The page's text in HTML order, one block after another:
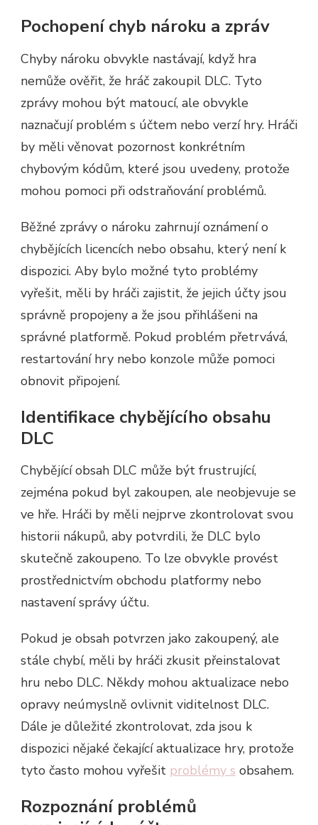
Pochopení chyb nároku a zpráv
Chyby nároku obvykle nastávají, když hra
nemůže ověřit, že hráč zakoupil DLC. Tyto
zprávy mohou být matoucí, ale obvykle
naznačují problém s účtem nebo verzí hry. Hráči
by měli věnovat pozornost konkrétním
chybovým kódům, které jsou uvedeny, protože
mohou pomoci při odstraňování problémů.
Běžné zprávy o nároku zahrnují oznámení o
chybějících licencích nebo obsahu, který není k
dispozici. Aby bylo možné tyto problémy
vyřešit, měli by hráči zajistit, že jejich účty jsou
správně propojeny a že jsou přihlášeni na
správné platformě. Pokud problém přetrvává,
restartování hry nebo konzole může pomoci
obnovit připojení.
Identifikace chybějícího obsahu
DLC
Chybějící obsah DLC může být frustrující,
zejména pokud byl zakoupen, ale neobjevuje se
ve hře. Hráči by měli nejprve zkontrolovat svou
historii nákupů, aby potvrdili, že DLC bylo
skutečně zakoupeno. To lze obvykle provést
prostřednictvím obchodu platformy nebo
nastavení správy účtu.
Pokud je obsah potvrzen jako zakoupený, ale
stále chybí, měli by hráči zkusit přeinstalovat
hru nebo DLC. Někdy mohou aktualizace nebo
opravy neúmyslně ovlivnit viditelnost DLC.
Dále je důležité zkontrolovat, zda jsou k
dispozici nějaké čekající aktualizace hry, protože
tyto často mohou vyřešit problémy s obsahem.
Rozpoznání problémů